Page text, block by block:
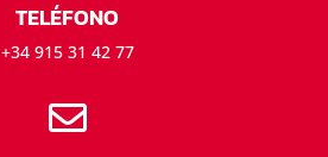
TELÉFONO
+34 915 31 42 77
